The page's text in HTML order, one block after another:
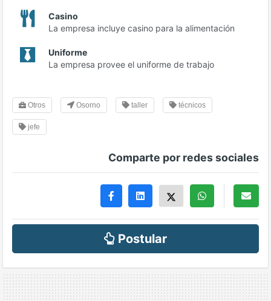
Casino
La empresa incluye casino para la alimentación
Uniforme
La empresa provee el uniforme de trabajo
Otros Osorno taller técnicos
jefe
Comparte por redes sociales
Postular